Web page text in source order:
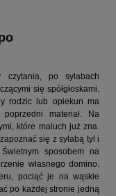
czytania, po sylabach
się spółgłoskami.
rodzic lub opiekun ma
materiał. Na
które maluch już zna.
się z sylabą tyl i
sposobem na
własnego domino.
pociąć je na wąskie
po każdej stronie jedną